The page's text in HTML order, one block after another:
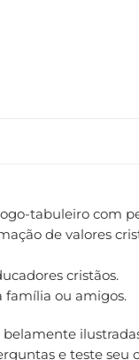
tabuleiro com
de valores
cristãos.
família ou amigos.
e teste